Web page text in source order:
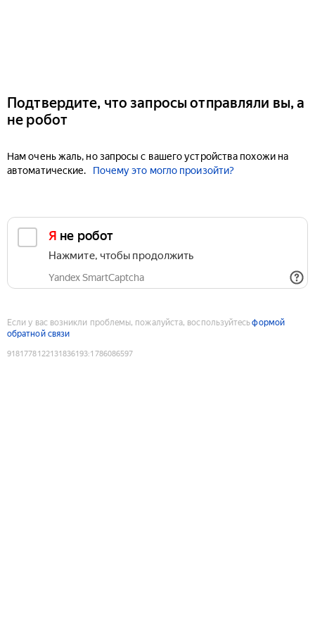
Подтвердите, что запросы отправляли вы, а
не робот
Нам очень жаль, но запросы с вашего устройства похожи на
автоматические.
Почему это могло произойти?
Я не робот
Нажмите, чтобы продолжить
Yandex SmartCaptcha
Если у вас возникли проблемы, пожалуйста, воспользуйтесьформой
обратной связи
9181778122131836193:1786086597